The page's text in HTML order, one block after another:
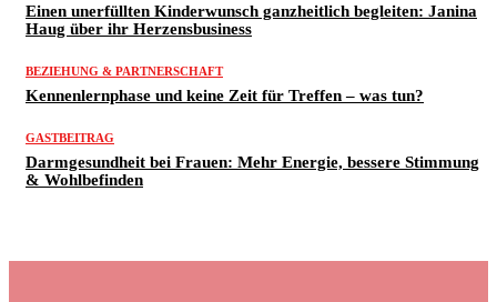
Einen unerfüllten Kinderwunsch ganzheitlich begleiten: Janina
Haug über ihr Herzensbusiness
BEZIEHUNG & PARTNERSCHAFT
Kennenlernphase und keine Zeit für Treffen – was tun?
GASTBEITRAG
Darmgesundheit bei Frauen: Mehr Energie, bessere Stimmung
& Wohlbefinden